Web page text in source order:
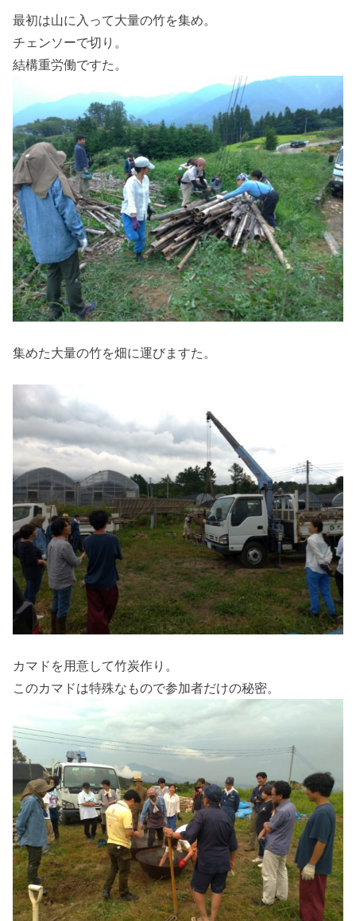
最初は山に入って大量の竹を集め。
チェンソーで切り。
結構重労働ですた。
集めた大量の竹を畑に運びますた。
カマドを用意して竹炭作り。
このカマドは特殊なもので参加者だけの秘密。